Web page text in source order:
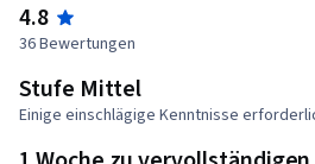
4.8
36 Bewertungen
Stufe Mittel
Einige einschlägige Kenntnisse